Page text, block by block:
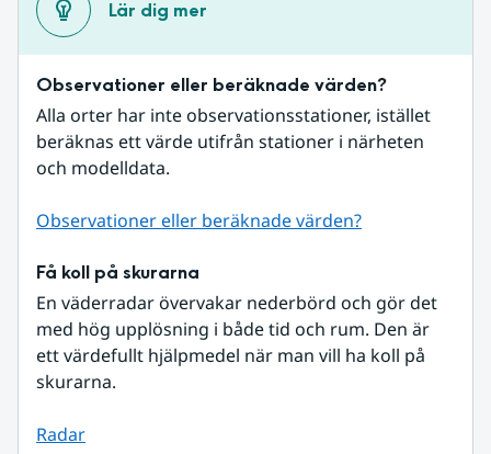
Lär dig mer
Observationer eller beräknade värden?
Alla orter har inte observationsstationer, istället
beräknas ett värde utifrån stationer i närheten
och modelldata.
Observationer eller beräknade värden?
Få koll på skurarna
En väderradar övervakar nederbörd och gör det
med hög upplösning i både tid och rum. Den är
ett värdefullt hjälpmedel när man vill ha koll på
skurarna.
Radar